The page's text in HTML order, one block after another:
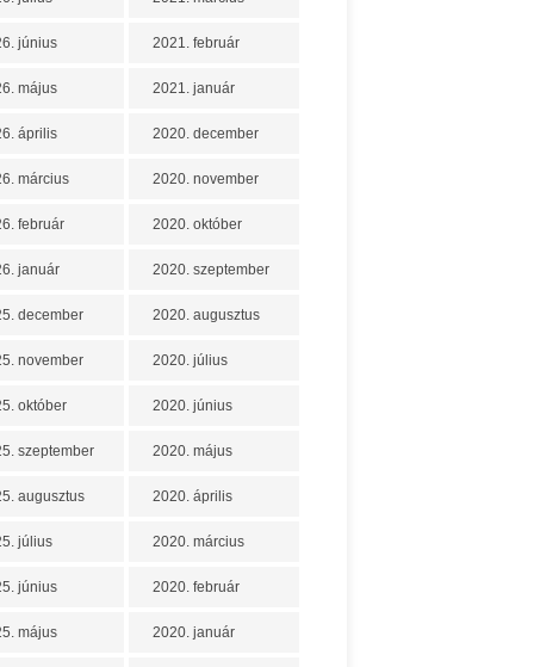
június
május
április
március
február
január
december
november
október
szeptember
augusztus
július
június
május
2021. február
2021. január
2020. december
2020. november
2020. október
2020. szeptember
2020. augusztus
2020. július
2020. június
2020. május
2020. április
2020. március
2020. február
2020. január